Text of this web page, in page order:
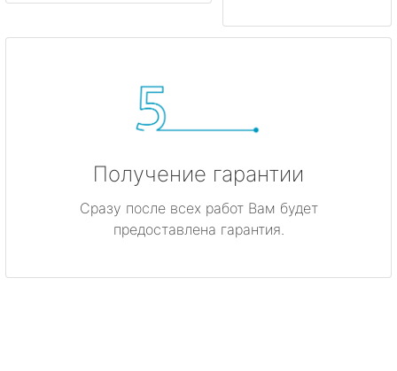
Получение гарантии
Сразу после всех работ Вам будет
предоставлена гарантия.